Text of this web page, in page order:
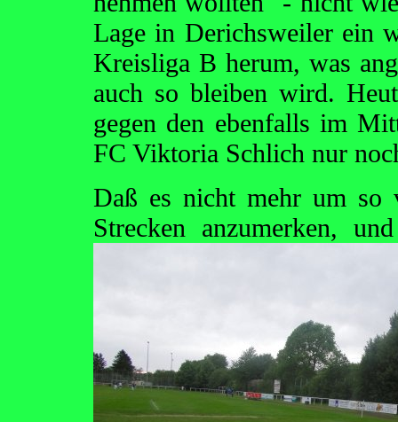
Lage in Derichsweiler ein
Kreisliga B herum, was
auch so bleiben wird.
gegen den ebenfalls im
FC Viktoria Schlich nur
Daß es nicht mehr um so
Strecken anzumerken,